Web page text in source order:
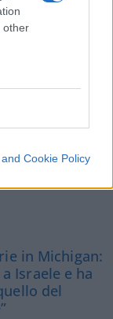
other
Cookie Policy
è più
in Michigan:
Israele e ha
del